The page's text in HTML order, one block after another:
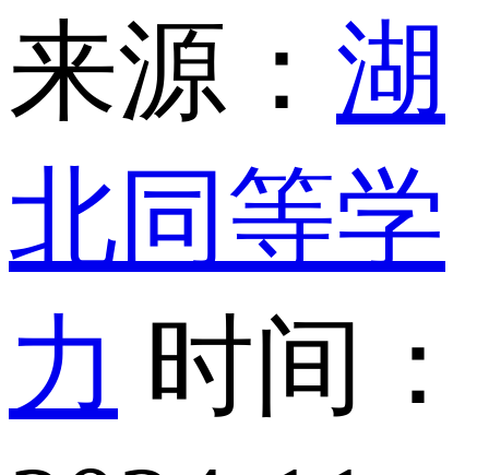
来源： 湖
北同等学
力 时间：